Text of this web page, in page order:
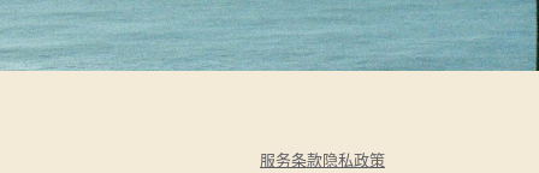
服务条款隐私政策